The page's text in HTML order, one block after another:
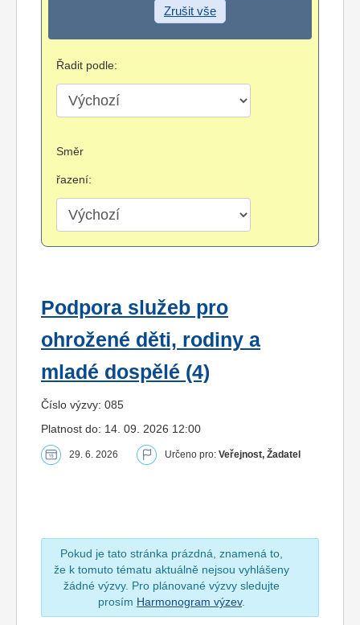
Zrušit vše
Řadit podle:
Směr
řazení:
Podpora služeb pro
ohrožené děti, rodiny a
mladé dospělé (4)
Číslo výzvy: 085
Platnost do: 14. 09. 2026 12:00
29. 6. 2026 Určeno pro: Veřejnost, Žadatel
Pokud je tato stránka prázdná, znamená to,
že k tomuto tématu aktuálně nejsou vyhlášeny
žádné výzvy. Pro plánované výzvy sledujte
prosím Harmonogram výzev.